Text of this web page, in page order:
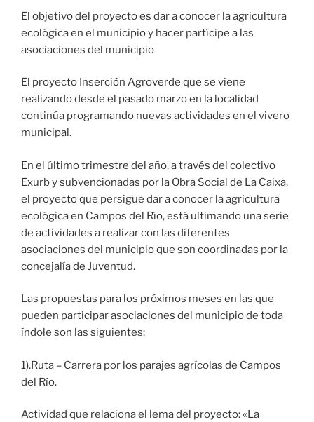
El objetivo del proyecto es dar a conocer la agricultura
ecológica en el municipio y hacer partícipe a las
asociaciones del municipio
El proyecto Inserción Agroverde que se viene
realizando desde el pasado marzo en la localidad
continúa programando nuevas actividades en el vivero
municipal.
En el último trimestre del año, a través del colectivo
Exurb y subvencionadas por la Obra Social de La Caixa,
el proyecto que persigue dar a conocer la agricultura
ecológica en Campos del Río, está ultimando una serie
de actividades a realizar con las diferentes
asociaciones del municipio que son coordinadas por la
concejalía de Juventud.
Las propuestas para los próximos meses en las que
pueden participar asociaciones del municipio de toda
índole son las siguientes:
1).Ruta – Carrera por los parajes agrícolas de Campos
del Río.
Actividad que relaciona el lema del proyecto: «La